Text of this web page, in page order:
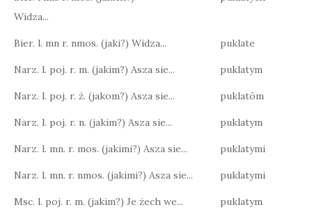
Widza...
Bier. l. mn r. nmos. (jaki?) Widza... puklate
Narz. l. poj. r. m. (jakim?) Asza sie... puklatym
Narz. l. poj. r. ż. (jakom?) Asza sie... puklatōm
Narz. l. poj. r. n. (jakim?) Asza sie... puklatym
Narz. l. mn. r. mos. (jakimi?) Asza sie... puklatymi
Narz. l. mn. r. nmos. (jakimi?) Asza sie... puklatymi
Msc. l. poj. r. m. (jakim?) Je żech we... puklatym